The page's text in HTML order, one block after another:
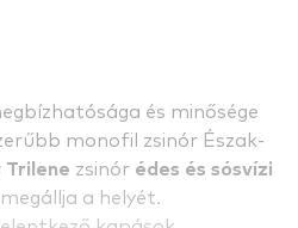
és minősége
monofil zsinór Észak-
Trilene zsinór édes és sósvízi
megállja a helyét.